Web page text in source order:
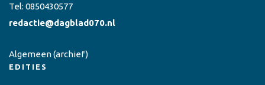
Tel: 0850430577
redactie@dagblad070.nl
Algemeen(archief)
EDITIES